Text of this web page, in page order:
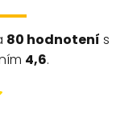
80 hodnotení s
4,6.